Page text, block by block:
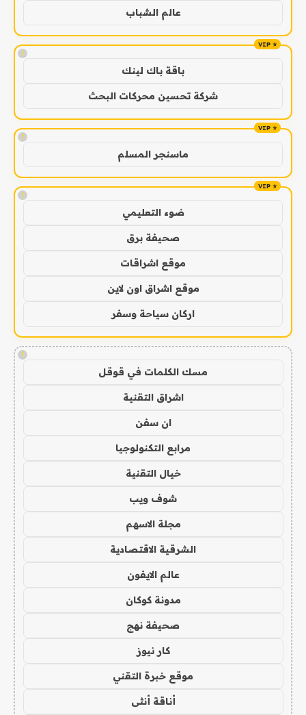
عالم الشباب
!
باقة باك لينك
شركة تحسين محركات البحث
!
ماسنجر المسلم
!
ضوء التعليمي
صحيفة برق
موقع اشراقات
موقع اشراق اون لاين
اركان سياحة وسفر
!
مسك الكلمات في قوقل
اشراق التقنية
ان سفن
مرابع التكنولوجيا
خيال التقنية
شوف ويب
مجلة الاسهم
الشرقية الاقتصادية
عالم الايفون
مدونة كوكان
صحيفة نهج
كار نيوز
موقع خبرة التقني
أناقة أنثى